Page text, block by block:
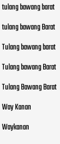
tulang bawang barat
tulang bawang Barat
Tulang bawang barat
Tulang bawang Barat
Tulang Bawang Barat
Way Kanan
Waykanan